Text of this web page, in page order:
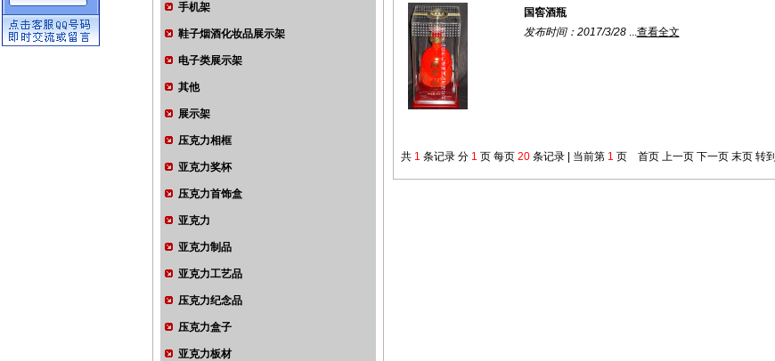
手机架
鞋子烟酒化妆品展示架
电子类展示架
其他
展示架
压克力相框
亚克力奖杯
压克力首饰盒
亚克力
亚克力制品
亚克力工艺品
压克力纪念品
压克力盒子
亚克力板材
国窖酒瓶
发布时间：2017/3/28 ...查看全文
共 1 条记录 分 1 页 每页 20条记录 | 当前第 1 页 首页 上一页 下一页 末页 转